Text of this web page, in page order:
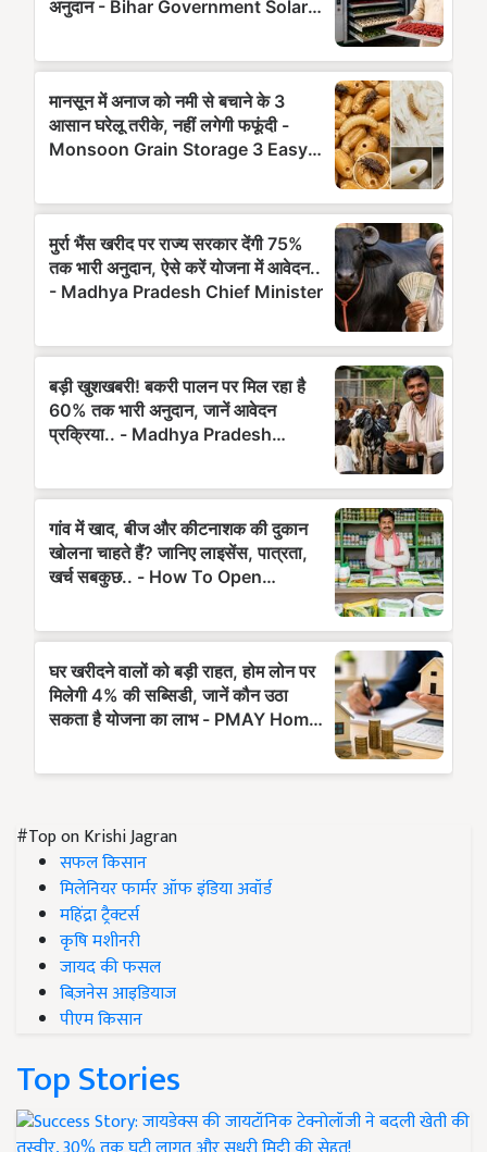
#Top on Krishi Jagran
सफल किसान
मिलेनियर फार्मर ऑफ इंडिया अवॉर्ड
महिंद्रा ट्रैक्टर्स
कृषि मशीनरी
जायद की फसल
बिज़नेस आइडियाज
पीएम किसान
Top Stories